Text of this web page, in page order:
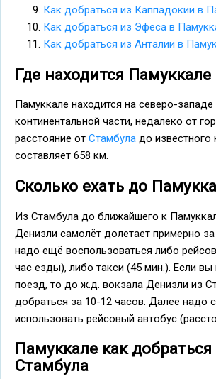
Как добраться из Каппадокии в
Как добраться из Эфеса в
Как добраться из Анталии в
Где находится Памуккале
Памуккале находится на северо-западе
континентальной части, недалеко от
расстояние от Стамбула до известного
составляет 658 км.
Сколько ехать до
Из Стамбула до ближайшего к
Денизли самолёт долетает примерно
надо ещё воспользоваться либо
час езды), либо такси (45 мин.). Если вы
поезд, то до ж.д. вокзала Денизли из
добраться за 10-12 часов. Далее надо
использовать рейсовый автобус
Памуккале как добраться
Стамбула